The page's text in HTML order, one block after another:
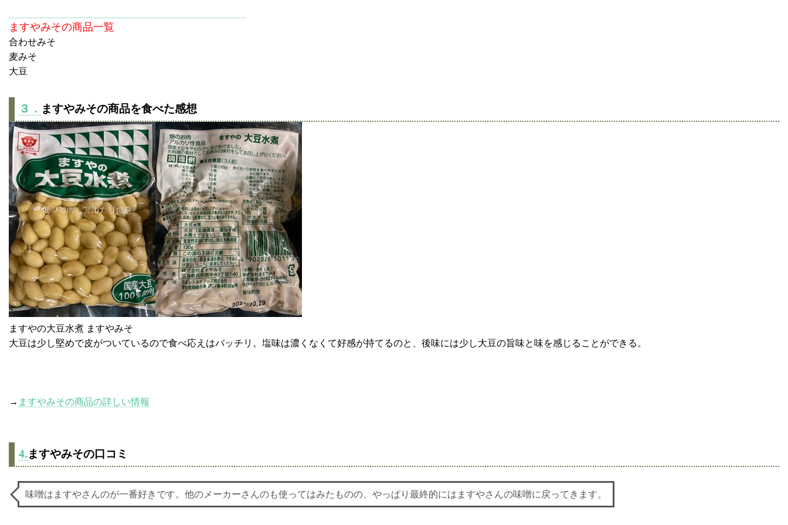
ますやみその商品一覧
合わせみそ
麦みそ
大豆
３． ますやみその商品を食べた感想
ますやの大豆水煮 ますやみそ
大豆は少し堅めで皮がついているので食べ応えはバッチリ。塩味は濃くなくて好感が持てるのと、後味には少し大豆の旨味と味を感じることができる。
→ ますやみその商品の詳しい情報
4.ますやみその口コミ
味噌はますやさんのが一番好きです。他のメーカーさんのも使ってはみたものの、やっぱり最終的にはますやさんの味噌に戻ってきます。